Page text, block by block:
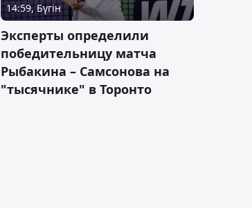
14:59, Бүгін
Эксперты определили
победительницу матча
Рыбакина – Самсонова на
"тысячнике" в Торонто